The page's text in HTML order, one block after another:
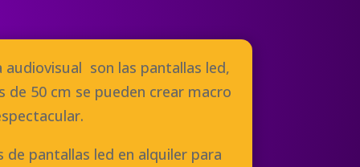
son las pantallas led,
de 50 cm se pueden crear macro
pantallas led en alquiler para